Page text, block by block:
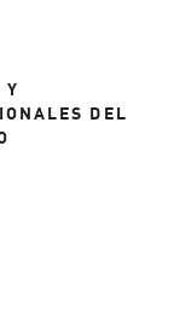
Y
DEL